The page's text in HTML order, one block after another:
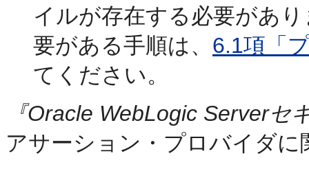
イルが存在する必要があ
要がある手順は、 6.1項「
てください。
『Oracle WebLogic Serverセ
アサーション・プロバイダ